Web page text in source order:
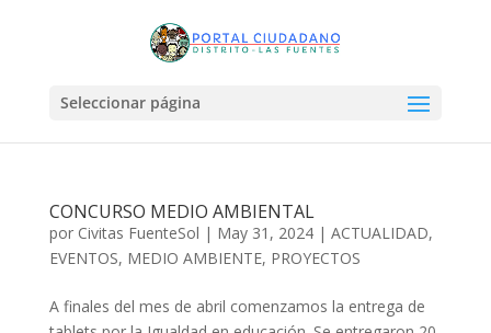
Seleccionar página
CONCURSO MEDIO AMBIENTAL
por Civitas FuenteSol | May 31, 2024| ACTUALIDAD,
EVENTOS, MEDIO AMBIENTE, PROYECTOS
A finales del mes de abril comenzamos la entrega de